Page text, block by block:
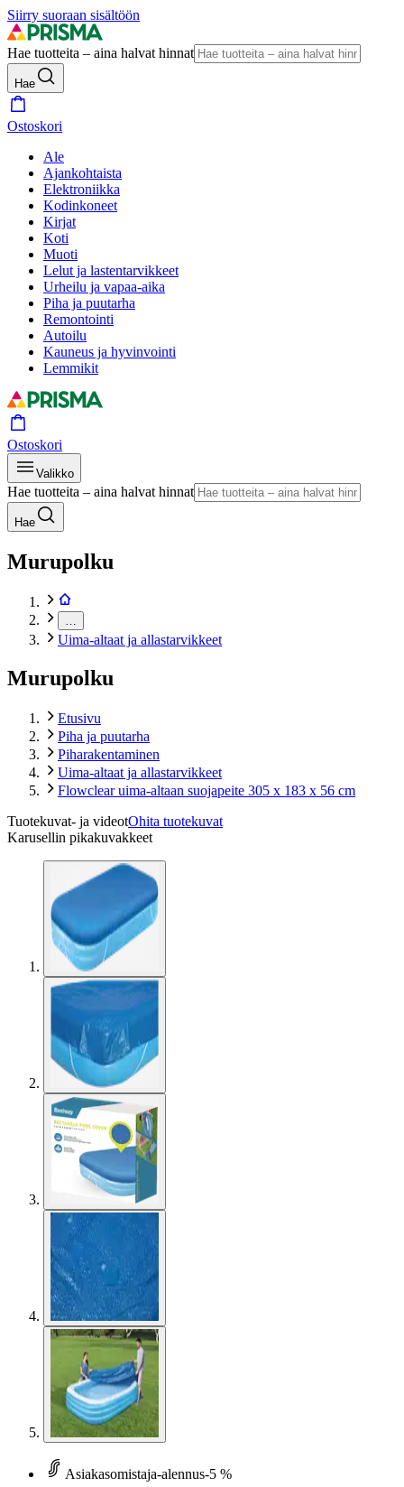
Siirry suoraan sisältöön
Hae tuotteita – aina halvat hinnat
Hae
Ostoskori
Ale
Ajankohtaista
Elektroniikka
Kodinkoneet
Kirjat
Koti
Muoti
Lelut ja lastentarvikkeet
Urheilu ja vapaa-aika
Piha ja puutarha
Remontointi
Autoilu
Kauneus ja hyvinvointi
Lemmikit
Ostoskori
Valikko
Hae tuotteita – aina halvat hinnat
Hae
Murupolku
Uima-altaat ja allastarvikkeet
Murupolku
Etusivu
Piha ja puutarha
Piharakentaminen
Uima-altaat ja allastarvikkeet
Flowclear uima-altaan suojapeite 305 x 183 x 56 cm
Tuotekuvat- ja videotOhita tuotekuvat
Karusellin pikakuvakkeet
Asiakasomistaja-alennus-5 %